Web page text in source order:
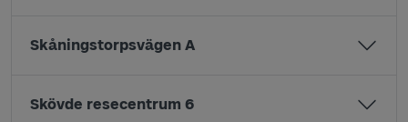
Skåningstorpsvägen A
Skövde resecentrum 6